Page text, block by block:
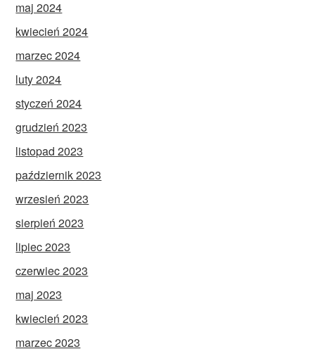
maj 2024
kwiecień 2024
marzec 2024
luty 2024
styczeń 2024
grudzień 2023
listopad 2023
październik 2023
wrzesień 2023
sierpień 2023
lipiec 2023
czerwiec 2023
maj 2023
kwiecień 2023
marzec 2023